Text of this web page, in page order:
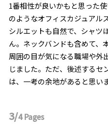
1番相性が良いかもと思った
のようなオフィスカジュアル
シルエットも自然で、シャツ
ん。ネックバンドも含めて、
周囲の目が気になる職場や外
じました。ただ、後述するセ
は、一考の余地があると思い
3/4Pages